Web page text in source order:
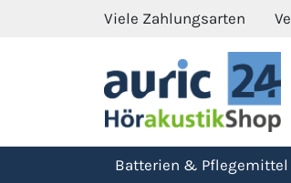
Viele Zahlungsarten
Batterien & Pflegemittel